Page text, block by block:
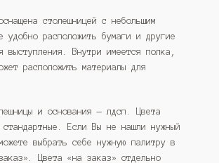
столешницей с небольшим
удобно расположить бумаги и другие
выступления. Внутри имеется полка,
расположить материалы для
и основания — лдсп. Цвета
стандартные. Если Вы не нашли нужный
выбрать себе нужную палитру в
Цвета «на заказ» отдельно